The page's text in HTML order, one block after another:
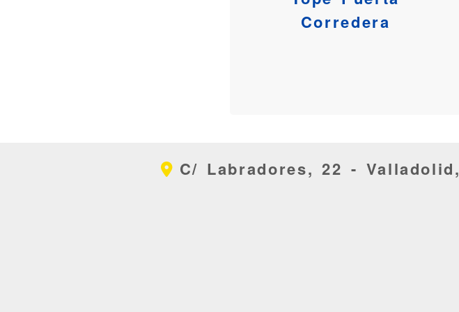
Corredera
C/ Labradores, 22 - Valladolid,